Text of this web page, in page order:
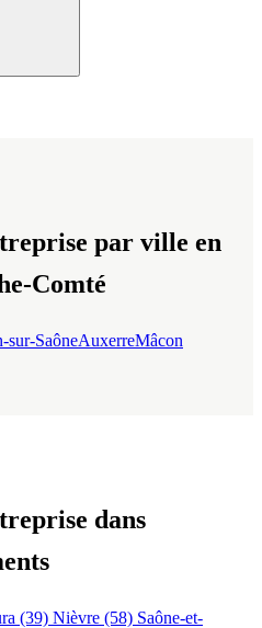
par ville en
Comté
sur-SaôneAuxerreMâcon
dans
(39) Nièvre (58) Saône-et-